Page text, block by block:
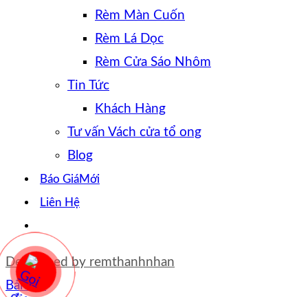
Rèm Màn Cuốn
Rèm Lá Dọc
Rèm Cửa Sáo Nhôm
Tin Tức
Khách Hàng
Tư vấn Vách cửa tổ ong
Blog
Báo Giá
Liên Hệ
Developed by remthanhnhan
Bản đồ